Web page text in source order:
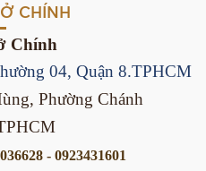
CHÍNH
Chính
04, Quận 8.TPHCM
Phường Chánh
- 0923431601